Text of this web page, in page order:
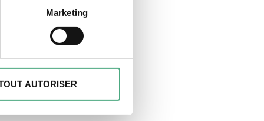
mètres près
sur les cookies.
fonctionnalités spéciales
Marketing
AUTORISER